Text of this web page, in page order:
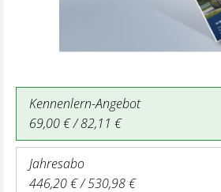
Kennenlern-Angebot
69,00 € / 82,11 €
Jahresabo
446,20 € / 530,98 €